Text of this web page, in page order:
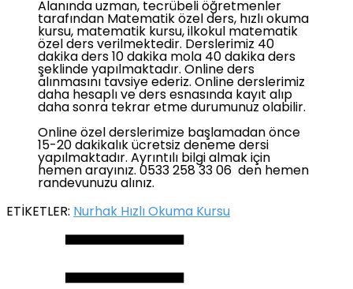
Alanında uzman, tecrübeli öğretmenler
tarafından Matematik özel ders, hızlı okuma
kursu, matematik kursu, ilkokul matematik
özel ders verilmektedir. Derslerimiz 40
dakika ders 10 dakika mola 40 dakika ders
şeklinde yapılmaktadır. Online ders
alınmasını tavsiye ederiz. Online derslerimiz
daha hesaplı ve ders esnasında kayıt alıp
daha sonra tekrar etme durumunuz olabilir.
Online özel derslerimize başlamadan önce
15-20 dakikalık ücretsiz deneme dersi
yapılmaktadır. Ayrıntılı bilgi almak için
hemen arayınız. 0533 258 33 06 den hemen
randevunuzu alınız.
ETİKETLER: Nurhak Hızlı Okuma Kursu